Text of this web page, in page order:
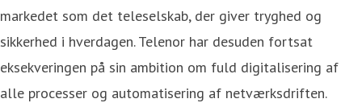
markedet som det teleselskab, der giver tryghed og
sikkerhed i hverdagen. Telenor har desuden fortsat
eksekveringen på sin ambition om fuld digitalisering af
alle processer og automatisering af netværksdriften.